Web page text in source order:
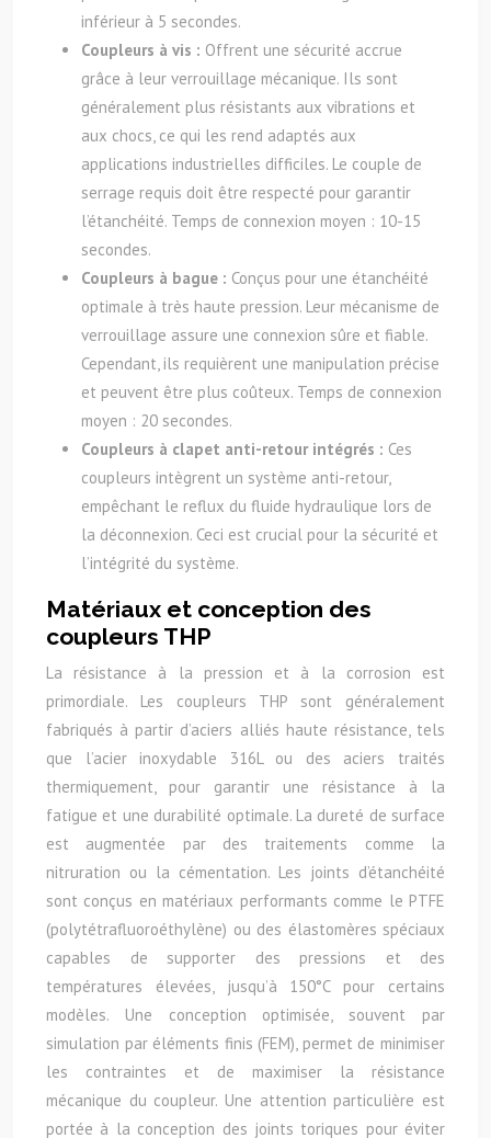
inférieur à 5 secondes.
Coupleurs à vis : Offrent une sécurité accrue
grâce à leur verrouillage mécanique. Ils sont
généralement plus résistants aux vibrations et
aux chocs, ce qui les rend adaptés aux
applications industrielles difficiles. Le couple de
serrage requis doit être respecté pour garantir
l’étanchéité. Temps de connexion moyen : 10-15
secondes.
Coupleurs à bague : Conçus pour une étanchéité
optimale à très haute pression. Leur mécanisme de
verrouillage assure une connexion sûre et fiable.
Cependant, ils requièrent une manipulation précise
et peuvent être plus coûteux. Temps de connexion
moyen : 20 secondes.
Coupleurs à clapet anti-retour intégrés : Ces
coupleurs intègrent un système anti-retour,
empêchant le reflux du fluide hydraulique lors de
la déconnexion. Ceci est crucial pour la sécurité et
l’intégrité du système.
Matériaux et conception des
coupleurs THP
La résistance à la pression et à la corrosion est
primordiale. Les coupleurs THP sont généralement
fabriqués à partir d’aciers alliés haute résistance, tels
que l’acier inoxydable 316L ou des aciers traités
thermiquement, pour garantir une résistance à la
fatigue et une durabilité optimale. La dureté de surface
est augmentée par des traitements comme la
nitruration ou la cémentation. Les joints d’étanchéité
sont conçus en matériaux performants comme le PTFE
(polytétrafluoroéthylène) ou des élastomères spéciaux
capables de supporter des pressions et des
températures élevées, jusqu’à 150°C pour certains
modèles. Une conception optimisée, souvent par
simulation par éléments finis (FEM), permet de minimiser
les contraintes et de maximiser la résistance
mécanique du coupleur. Une attention particulière est
portée à la conception des joints toriques pour éviter